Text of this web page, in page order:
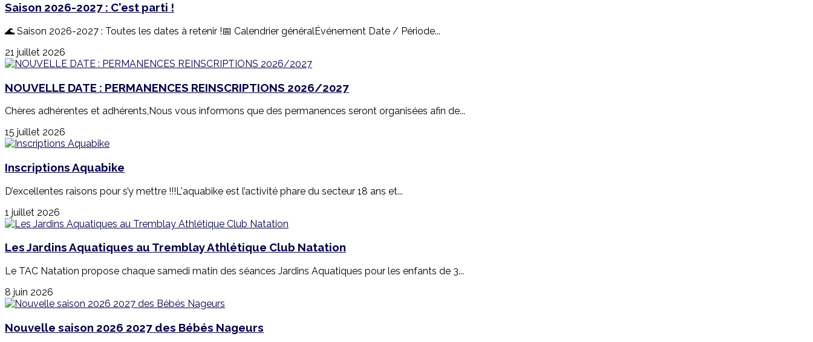
Saison 2026-2027 : C'est parti !
🌊 Saison 2026-2027 : Toutes les dates à retenir !📅 Calendrier généralÉvénement Date / Période...
21 juillet 2026
NOUVELLE DATE : PERMANENCES REINSCRIPTIONS 2026/2027
Chères adhérentes et adhérents,Nous vous informons que des permanences seront organisées afin de...
15 juillet 2026
Inscriptions Aquabike
D’excellentes raisons pour s’y mettre !!!L'aquabike est l’activité phare du secteur 18 ans et...
1 juillet 2026
Les Jardins Aquatiques au Tremblay Athlétique Club Natation
Le TAC Natation propose chaque samedi matin des séances Jardins Aquatiques pour les enfants de 3...
8 juin 2026
Nouvelle saison 2026 2027 des Bébés Nageurs